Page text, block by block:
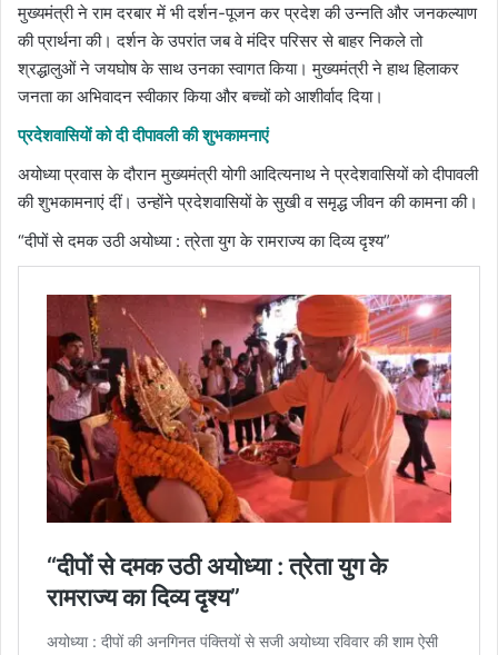
मुख्यमंत्री ने राम दरबार में भी दर्शन-पूजन कर प्रदेश की उन्नति और जनकल्याण
की प्रार्थना की। दर्शन के उपरांत जब वे मंदिर परिसर से बाहर निकले तो
श्रद्धालुओं ने जयघोष के साथ उनका स्वागत किया। मुख्यमंत्री ने हाथ हिलाकर
जनता का अभिवादन स्वीकार किया और बच्चों को आशीर्वाद दिया।
प्रदेशवासियों को दी दीपावली की शुभकामनाएं
अयोध्या प्रवास के दौरान मुख्यमंत्री योगी आदित्यनाथ ने प्रदेशवासियों को दीपावली
की शुभकामनाएं दीं। उन्होंने प्रदेशवासियों के सुखी व समृद्ध जीवन की कामना की।
“दीपों से दमक उठी अयोध्या : त्रेता युग के रामराज्य का दिव्य दृश्य”